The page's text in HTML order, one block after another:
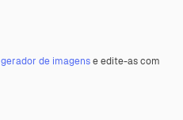
gerador de imagense edite-as com